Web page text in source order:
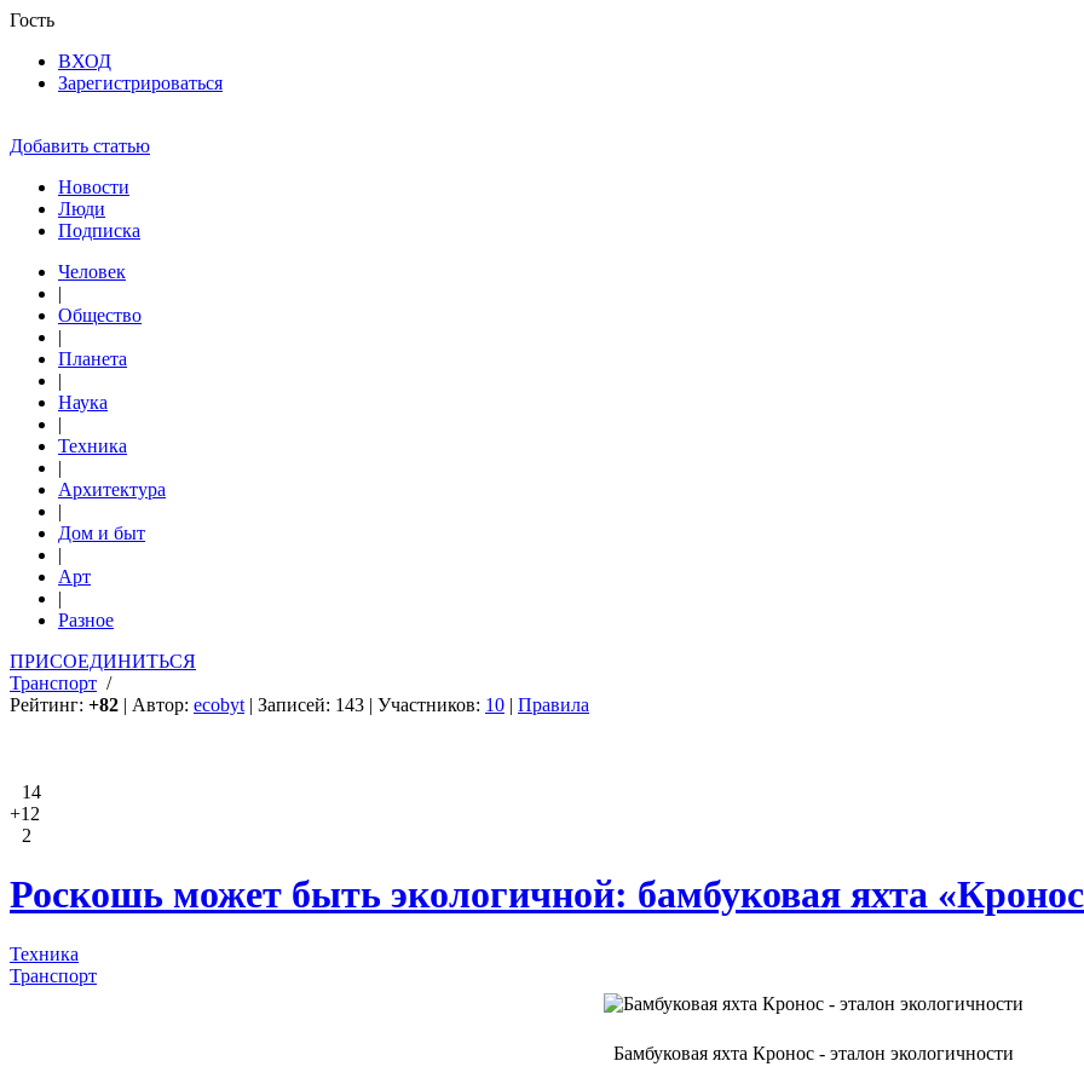
Гость
ВХОД
Зарегистрироваться
Добавить статью
Новости
Люди
Подписка
Человек
|
Общество
|
Планета
|
Наука
|
Техника
|
Архитектура
|
Дом и быт
|
Арт
|
Разное
ПРИСОЕДИНИТЬСЯ
Транспорт /
Рейтинг: +82 | Автор: ecobyt | Записей: 143 | Участников: 10 | Правила
14
+12
2
Роскошь может быть экологичной: бамбуковая яхта
Техника
Транспорт
Бамбуковая яхта Кронос - эталон экологичности